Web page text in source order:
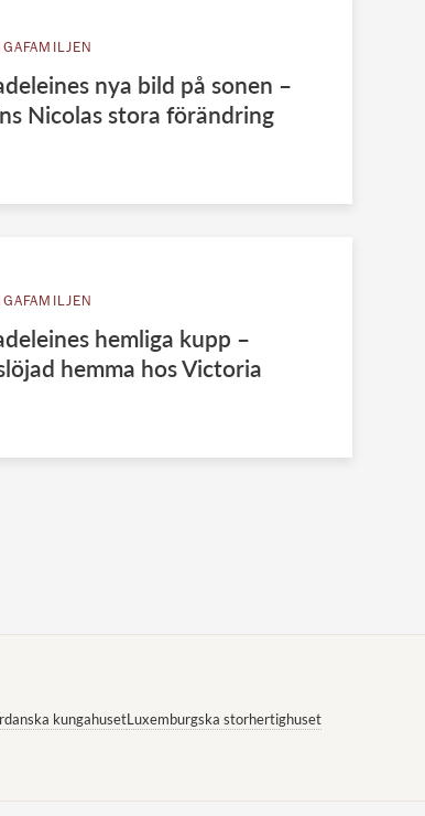
nya bild på sonen –
Nicolas stora förändring
hemliga kupp –
hemma hos Victoria
kungahusetLuxemburgska storhertighuset